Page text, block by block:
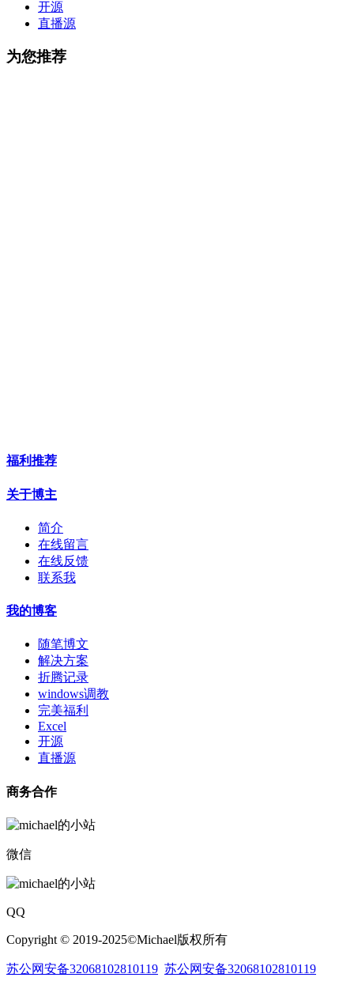
开源
直播源
为您推荐
福利推荐
关于博主
简介
在线留言
在线反馈
联系我
我的博客
随笔博文
解决方案
折腾记录
windows调教
完美福利
Excel
开源
直播源
商务合作
微信
QQ
Copyright © 2019-2025©Michael版权所有
苏公网安备32068102810119 苏公网安备32068102810119